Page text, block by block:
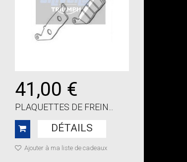
41,00 €
PLAQUETTES DE FREIN...
DÉTAILS
Ajouter à ma liste de cadeaux